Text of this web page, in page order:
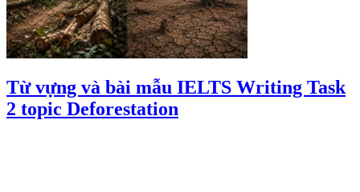
Từ vựng và bài mẫu IELTS Writing Task
2 topic Deforestation